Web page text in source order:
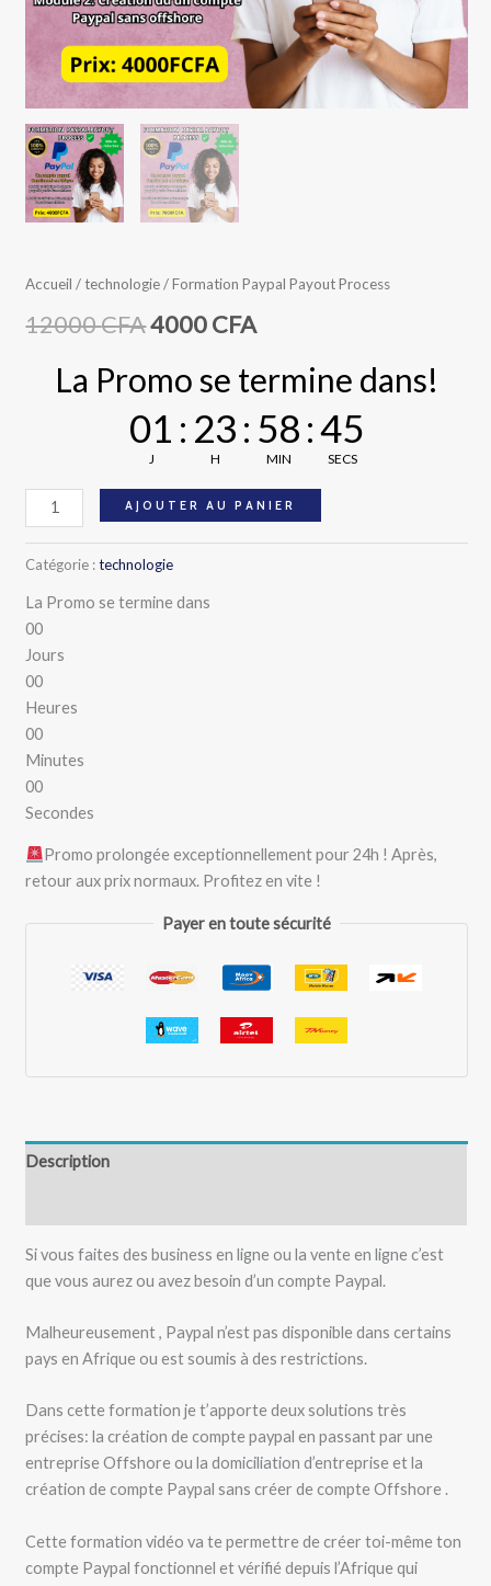
Accueil /technologie/ Formation Paypal Payout Process
12000CFA4000CFA
La Promo se termine dans!
01
J
: 23
H
: 58
MIN
:45
SECS
AJOUTER AU PANIER
Catégorie :technologie
La Promo se termine dans
00
Jours
00
Heures
00
Minutes
00
Secondes
Promo prolongée exceptionnellement pour 24h ! Après,
retour aux prix normaux. Profitez en vite !
Payer en toute sécurité
Description
Si vous faites des business en ligne ou la vente en ligne c’est
que vous aurez ou avez besoin d’un compte Paypal.
Malheureusement , Paypal n’est pas disponible dans certains
pays en Afrique ou est soumis à des restrictions.
Dans cette formation je t’apporte deux solutions très
précises: la création de compte paypal en passant par une
entreprise Offshore ou la domiciliation d’entreprise et la
création de compte Paypal sans créer de compte Offshore .
Cette formation vidéo va te permettre de créer toi-même ton
compte Paypal fonctionnel et vérifié depuis l’Afrique qui